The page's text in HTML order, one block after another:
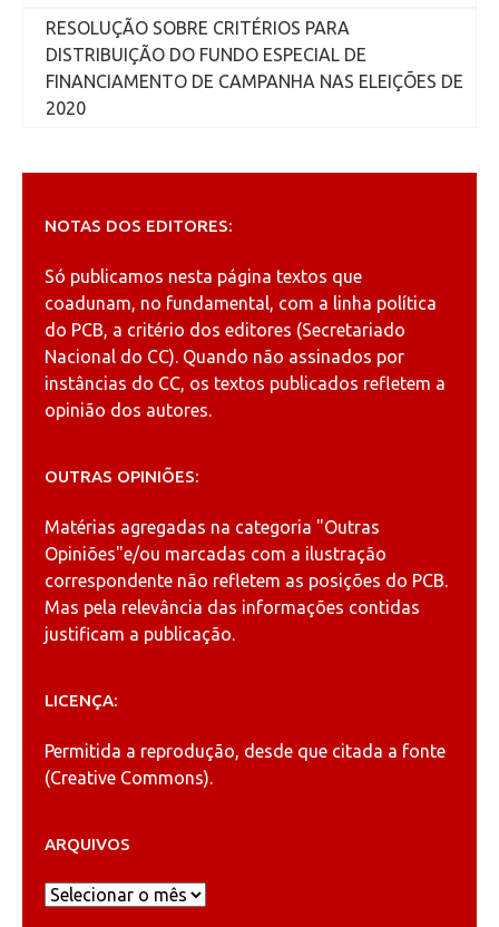
RESOLUÇÃO SOBRE CRITÉRIOS PARA
DISTRIBUIÇÃO DO FUNDO ESPECIAL DE
FINANCIAMENTO DE CAMPANHA NAS ELEIÇÕES DE
2020
NOTAS DOS EDITORES:
Só publicamos nesta página textos que
coadunam, no fundamental, com a linha política
do PCB, a critério dos editores (Secretariado
Nacional do CC). Quando não assinados por
instâncias do CC, os textos publicados refletem a
opinião dos autores.
OUTRAS OPINIÕES:
Matérias agregadas na categoria "Outras
Opiniões"e/ou marcadas com a ilustração
correspondente não refletem as posições do PCB.
Mas pela relevância das informações contidas
justificam a publicação.
LICENÇA:
Permitida a reprodução, desde que citada a fonte
(Creative Commons).
ARQUIVOS
Arquivos